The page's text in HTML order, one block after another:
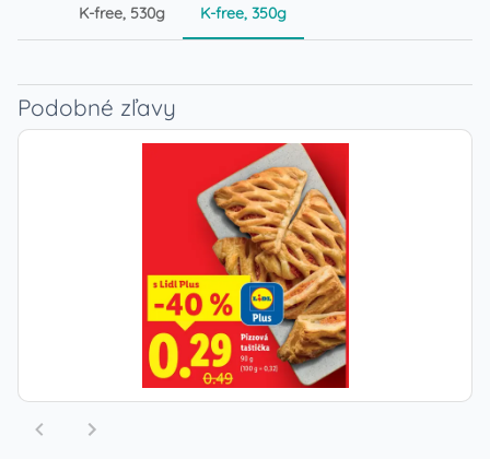
K-free, 530g K-free, 350g
Podobné zľavy